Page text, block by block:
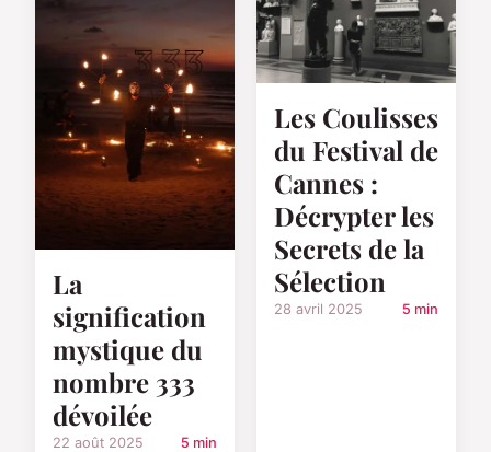
La
signification
mystique du
nombre 333
dévoilée
22 août 2025 5 min
Les Coulisses
du Festival de
Cannes :
Décrypter les
Secrets de la
Sélection
28 avril 2025 5 min